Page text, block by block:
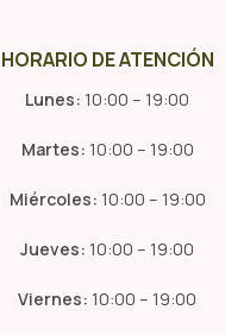
HORARIO DE ATENCIÓN
Lunes: 10:00 – 19:00
Martes: 10:00 – 19:00
Miércoles: 10:00 – 19:00
Jueves: 10:00 – 19:00
Viernes: 10:00 – 19:00